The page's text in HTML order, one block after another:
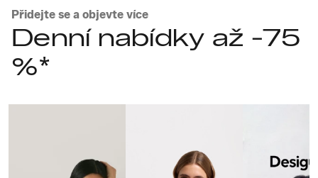
Přidejte se a objevte více
Denní nabídky až -75
%*